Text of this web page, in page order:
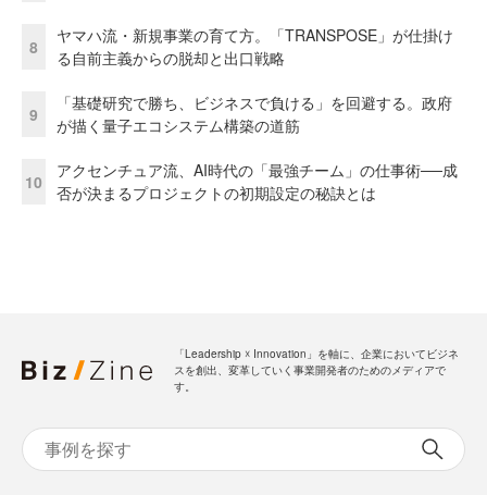
8
ヤマハ流・新規事業の育て方。「TRANSPOSE」が仕掛け
る自前主義からの脱却と出口戦略
9
「基礎研究で勝ち、ビジネスで負ける」を回避する。政府
が描く量子エコシステム構築の道筋
10
アクセンチュア流、AI時代の「最強チーム」の仕事術──成
否が決まるプロジェクトの初期設定の秘訣とは
「Leadership ☓ Innovation」を軸に、企業においてビジネ
スを創出、変革していく事業開発者のためのメディアで
す。